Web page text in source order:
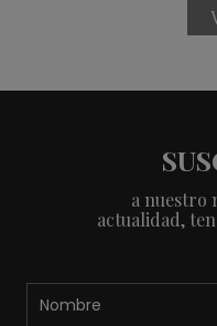
a nuestro
actualidad,